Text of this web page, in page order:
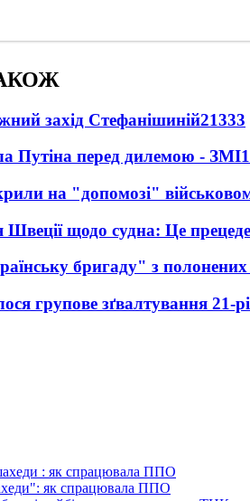
захід Стефанішиній21333
Путіна перед дилемою - ЗМІ
на "допомозі"
Швеції щодо судна: Це
бригаду" з
групове зґвалтування 21-
як спрацювала ППО